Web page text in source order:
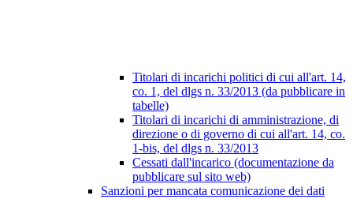
Titolari di incarichi politici di cui all'art. 14,
co. 1, del dlgs n. 33/2013 (da pubblicare in
tabelle)
Titolari di incarichi di amministrazione, di
direzione o di governo di cui all'art. 14, co.
1-bis, del dlgs n. 33/2013
Cessati dall'incarico (documentazione da
pubblicare sul sito web)
Sanzioni per mancata comunicazione dei dati